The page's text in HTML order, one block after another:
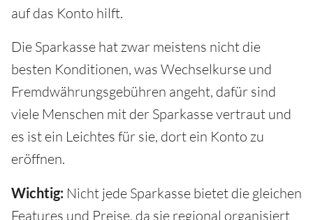
auf das Konto hilft.
Die Sparkasse hat zwar meistens nicht die
besten Konditionen, was Wechselkurse und
Fremdwährungsgebühren angeht, dafür sind
viele Menschen mit der Sparkasse vertraut und
es ist ein Leichtes für sie, dort ein Konto zu
eröffnen.
Wichtig: Nicht jede Sparkasse bietet die gleichen
Features und Preise, da sie regional organisiert